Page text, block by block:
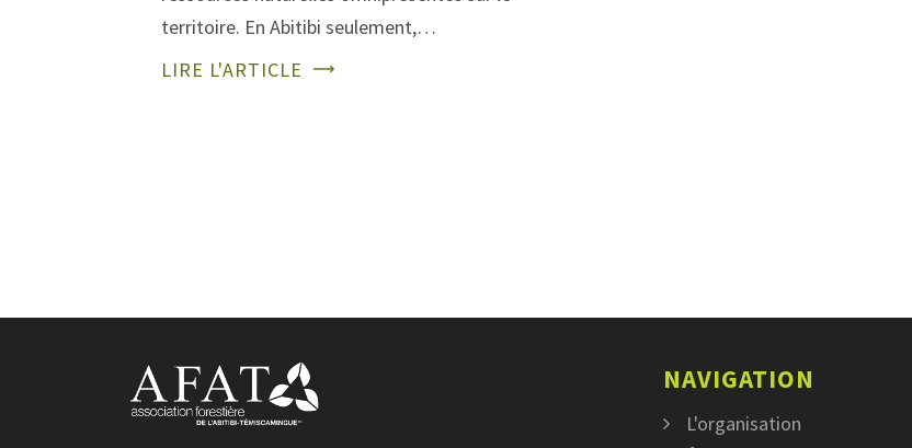
territoire. En Abitibi seulement,…
LIRE L'ARTICLE
NAVIGATION
L'organisation